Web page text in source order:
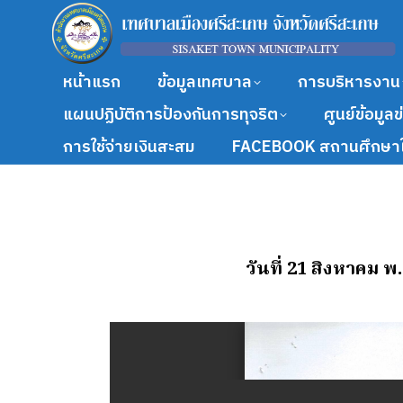
หน้าแรก ข้อมูลเทศบาล การบริหารงาน
แผนปฏิบัติการป้องกันการทุจริต
ศูนย์ข้อมูล
การใช้จ่ายเงินสะสม
FACEBOOK สถานศึกษ
วันที่ 21 สิงหาคม พ